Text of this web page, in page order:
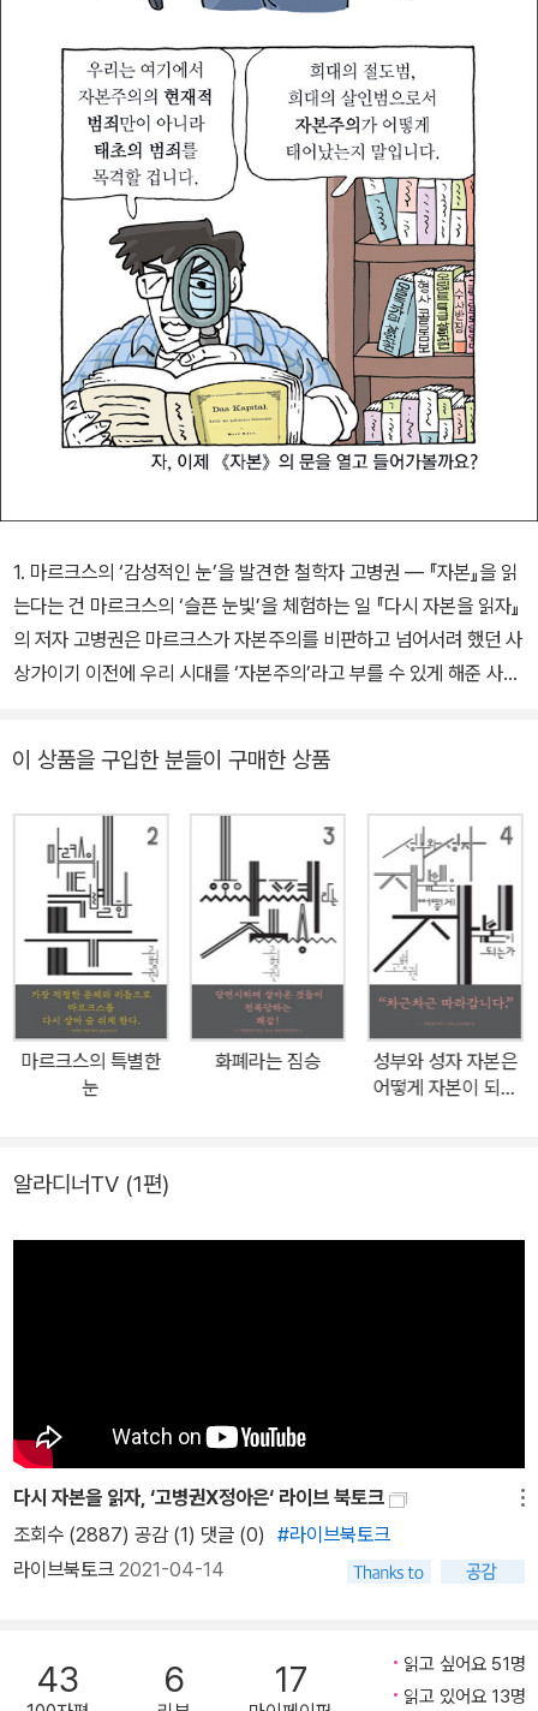
1. 마르크스의 ‘감성적인 눈’을 발견한 철학자 고병권 ― 『자본』을 읽
는다는 건 마르크스의 ‘슬픈 눈빛’을 체험하는 일 『다시 자본을 읽자』
의 저자 고병권은 마르크스가 자본주의를 비판하고 넘어서려 했던 사
상가이기 이전에 우리 시대를 ‘자본주의’라고 부를 수 있게 해준 사람
있다. 하지만 『다시 자본을 읽자』의 저자 고병권에게 마르크스의 『자
본』이 흥미로웠던 것은 이런 개념적 사항보다는 문제를 바라보는 ‘마
르크스의 눈’ 때문이었다. “이성적인 눈도 탁월하지만, 제가 더 중요
하게 본 건 감성적인 눈이에요. 『자본』은 상품이 쌓여 있는 곳, 시장에
서 시작해요. ‘와 풍족하구나’라고요. 이 풍요로운 부가 어디서 왔는지
보고 싶어서 시장에 가보니 어디서든 누구나 손해를 보지 않는 등가
교환을 해요. 그러다 어느 시장 하나를, 마르크스는 보게 되지요. 다른
물건들을 사고파는 시장은 안 그랬는데, 딱 한 곳 바로 노동시장은 달
랐던 거죠. 여기도 자본가가 화폐를 들고 갔고 노동자가 노동력을 들
고 갔어요. 교환을 해요. 등가교환이에요. 서로 필요해서 한 교환이었
며 서로 가져가는 이익이 다른 교환이었어요. 그런데 마르크는 거래
정…….” 철학자 고병권이 마르크스와 『자본』에 감탄한 지점이 바로
‘눈’이 발견해주었기 때문이다. 다른 이는 겉만 본 것을, 마르크스는
심층에서는 뭔가 불평등한 게 있는 게 아닌가, 부자유한 게 있는 게 아
닌가, 누군가가 겉보기와는 달리 손해를 보고 있는 건 아닌가 하는 생
각에, 마르크스는 그 사람들을 따라가죠. 따라갔더니 공장이 나오고
을 들여다보면서 『자본』의 본격적인 이야기가 시작돼요. 정말 놀라워
요. 이론가나 과학자 또는 학자가 꼭 가져야 할 눈이 바로 마르크스의
이 상품을 구입한 분들이 구매한 상품
마르크스의 특별한
눈
화폐라는 짐승
성부와 성자 자본은
어떻게 자본이 되는
알라디너TV (1편)
다시 자본을 읽자, ‘고병권X정아은‘ 라이브 북토크
조회수 (2887) 공감 (1) 댓글 (0) #라이브북토크
라이브북토크 2021-04-14
43 6 17
읽고 싶어요 51명
읽고 있어요 13명